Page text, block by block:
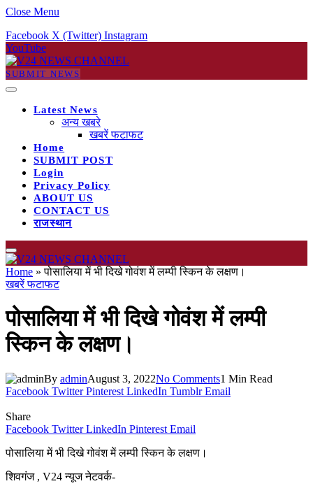
Close Menu
Facebook X (Twitter) Instagram
YouTube
SUBMIT NEWS
Latest News
अन्य खबरे
खबरें फटाफट
Home
SUBMIT POST
Login
Privacy Policy
ABOUT US
CONTACT US
राजस्थान
Home »पोसालिया में भी दिखे गोवंश में लम्पी स्किन के लक्षण।
खबरें फटाफट
पोसालिया में भी दिखे गोवंश में लम्पी
स्किन के लक्षण।
By adminAugust 3, 2022No Comments1 Min Read
Facebook Twitter Pinterest LinkedIn Tumblr Email
Share
Facebook Twitter LinkedIn Pinterest Email
पोसालिया में भी दिखे गोवंश में लम्पी स्किन के लक्षण।
शिवगंज , V24 न्यूज नेटवर्क-